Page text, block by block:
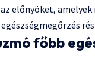
előnyöket,
főbb